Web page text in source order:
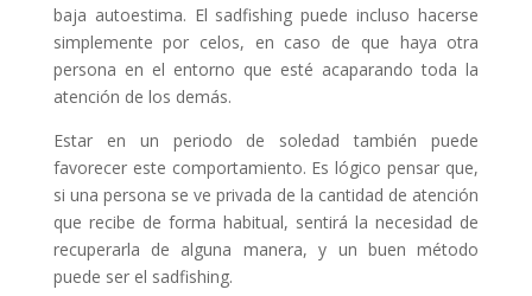
baja autoestima. El sadfishing puede incluso hacerse
simplemente por celos, en caso de que haya otra
persona en el entorno que esté acaparando toda la
atención de los demás.
Estar en un periodo de soledad también puede
favorecer este comportamiento. Es lógico pensar que,
si una persona se ve privada de la cantidad de atención
que recibe de forma habitual, sentirá la necesidad de
recuperarla de alguna manera, y un buen método
puede ser el sadfishing.